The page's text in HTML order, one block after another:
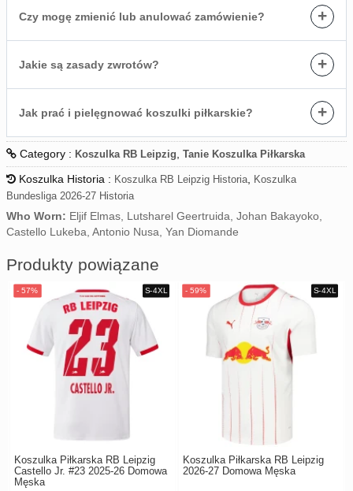
Czy mogę zmienić lub anulować zamówienie? +
Jakie są zasady zwrotów? +
Jak prać i pielęgnować koszulki piłkarskie? +
Category : Koszulka RB Leipzig, Tanie Koszulka Piłkarska
Koszulka Historia : Koszulka RB Leipzig Historia, Koszulka
Bundesliga 2026-27 Historia
Who Worn: Eljif Elmas, Lutsharel Geertruida, Johan Bakayoko,
Castello Lukeba, Antonio Nusa, Yan Diomande
Produkty powiązane
Koszulka Piłkarska RB Leipzig
Castello Jr. #23 2025-26 Domowa
Męska
Koszulka Piłkarska RB Leipzig
2026-27 Domowa Męska